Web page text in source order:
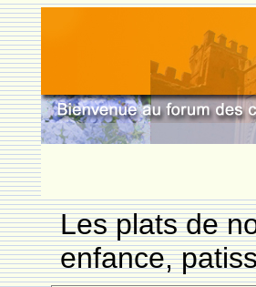
Les plats de
enfance,